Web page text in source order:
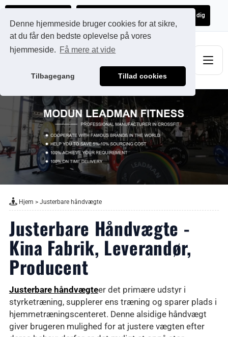
Denne hjemmeside bruger cookies for at sikre,
at du får den bedste oplevelse på vores
hjemmeside. Få mere at vide
Tilbagegang Tillad cookies
Få et uforpligtende tilbud skræddersyet til dig
Hjem > Justerbare håndvægte
Justerbare Håndvægte -
Kina Fabrik, Leverandør,
Producent
Justerbare håndvægteer det primære udstyr i
styrketræning, supplerer ens træning og sparer plads i
hjemmetræningscenteret. Denne alsidige håndvægt
giver brugeren mulighed for at justere vægten efter